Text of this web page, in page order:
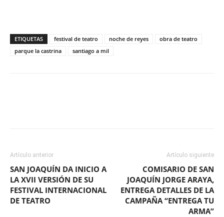
ETIQUETAS festival de teatro noche de reyes
obra de teatro
parque la castrina
santiago a mil
Artículo anterior
SAN JOAQUÍN DA INICIO A
LA XVII VERSIÓN DE SU
FESTIVAL INTERNACIONAL
DE TEATRO
Artículo siguiente
COMISARIO DE SAN
JOAQUÍN JORGE ARAYA,
ENTREGA DETALLES DE LA
CAMPAÑA “ENTREGA TU
ARMA”